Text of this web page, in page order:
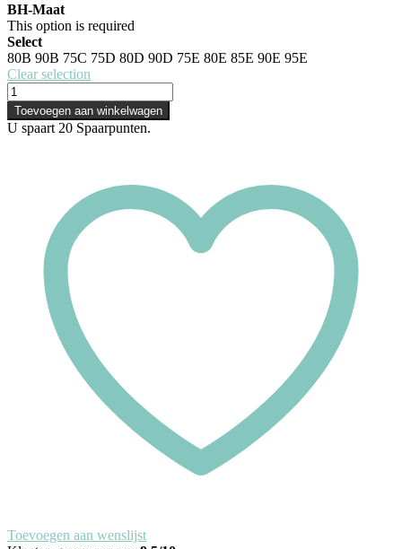
was:
€ 22.95.€ 19.95.
BH-Maat
This option is required
Select
80B 90B 75C 75D 80D 90D 75E 80E 85E 90E 95E
Clear selection
Sassa
Voorgevormde
BH
-
Toevoegen aan winkelwagen
U spaart 20 Spaarpunten.
Toevoegen aan wenslijst